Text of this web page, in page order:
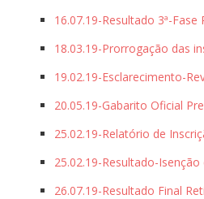
16.07.19-Resultado 3ª-Fase
18.03.19-Prorrogação das
19.02.19-Esclarecimento-
20.05.19-Gabarito Oficial
25.02.19-Relatório de
25.02.19-Resultado-
26.07.19-Resultado Final